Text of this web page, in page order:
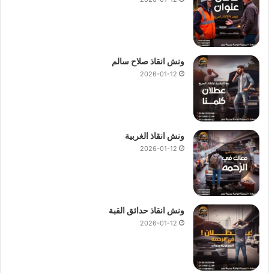
ونش انقاذ صلاح سالم
2026-01-12
ونش انقاذ الغربية
2026-01-12
ونش انقاذ حدائق القبة
2026-01-12